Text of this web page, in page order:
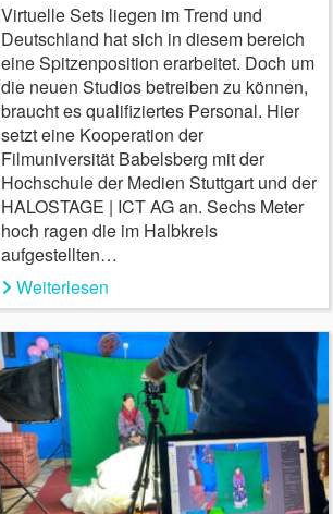
Virtuelle Sets liegen im Trend und
Deutschland hat sich in diesem bereich
eine Spitzenposition erarbeitet. Doch um
die neuen Studios betreiben zu können,
braucht es qualifiziertes Personal. Hier
setzt eine Kooperation der
Filmuniversität Babelsberg mit der
Hochschule der Medien Stuttgart und der
HALOSTAGE | ICT AG an. Sechs Meter
hoch ragen die im Halbkreis
aufgestellten…
Weiterlesen